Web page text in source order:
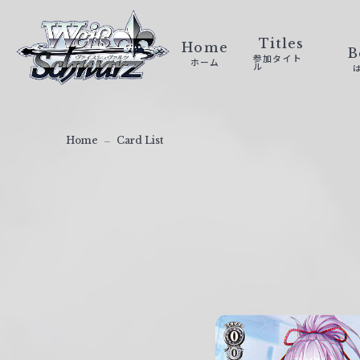
ァ
Home
ホーム
Titles
参加タイト
ル
Home Card List